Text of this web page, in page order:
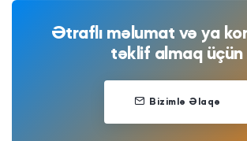
Ətraflı məlumat və ya
təklif almaq üçün
Bizimlə Əlaqə